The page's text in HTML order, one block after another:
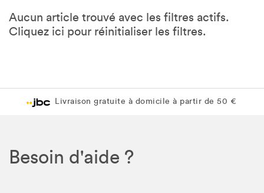
Aucun article trouvé avec les filtres actifs.
Cliquez ici pour réinitialiser les filtres.
Livraison gratuite à domicile à partir de 50 €
Besoin d'aide ?